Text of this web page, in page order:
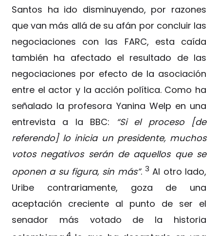
Santos ha ido disminuyendo, por razones
que van más allá de su afán por concluir las
negociaciones con las FARC, esta caída
también ha afectado el resultado de las
negociaciones por efecto de la asociación
entre el actor y la acción política. Como ha
señalado la profesora Yanina Welp en una
entrevista a la BBC: “Si el proceso [de
referendo] lo inicia un presidente, muchos
votos negativos serán de aquellos que se
oponen a su figura, sin más”.3 Al otro lado,
Uribe contrariamente, goza de una
aceptación creciente al punto de ser el
senador más votado de la historia